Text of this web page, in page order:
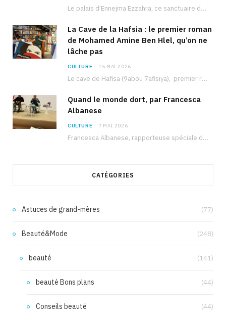
Le palais d’Ennejma Ezzahra, ce sanctuaire de la musique tunisienne et méditerranéenne construit par le…
La Cave de la Hafsia : le premier roman
de Mohamed Amine Ben Hlel, qu’on ne
lâche pas
CULTURE 15 MAI 2026
Le cave de Hafisa (9abou 7afisiya), premier roman du journaliste tunisien Mohamed Amine Ben Hlel,…
Quand le monde dort, par Francesca
Albanese
CULTURE 7 MAI 2026
Francesca Albanese, rapporteuse spéciale de l’ONU sur les territoires palestiniens occupés, était à Tunis pour…
CATÉGORIES
Astuces de grand-mères (77)
Beauté&Mode (248)
beauté (141)
beauté Bons plans (44)
Conseils beauté (44)